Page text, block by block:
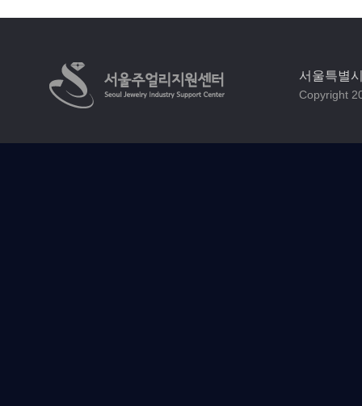
서울특별
Copyright